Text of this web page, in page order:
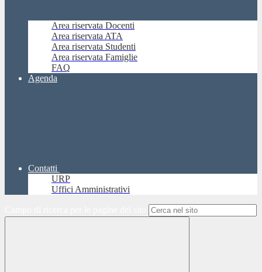
Area riservata Docenti
Area riservata ATA
Area riservata Studenti
Area riservata Famiglie
FAQ
Agenda
Contatti
URP
Uffici Amministrativi